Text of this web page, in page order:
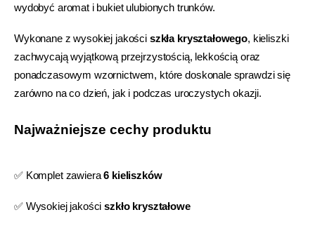
wydobyć aromat i bukiet ulubionych trunków.
Wykonane z wysokiej jakości szkła kryształowego, kieliszki
zachwycają wyjątkową przejrzystością, lekkością oraz
ponadczasowym wzornictwem, które doskonale sprawdzi się
zarówno na co dzień, jak i podczas uroczystych okazji.
Najważniejsze cechy produktu
✅ Komplet zawiera6 kieliszków
✅ Wysokiej jakościszkło kryształowe